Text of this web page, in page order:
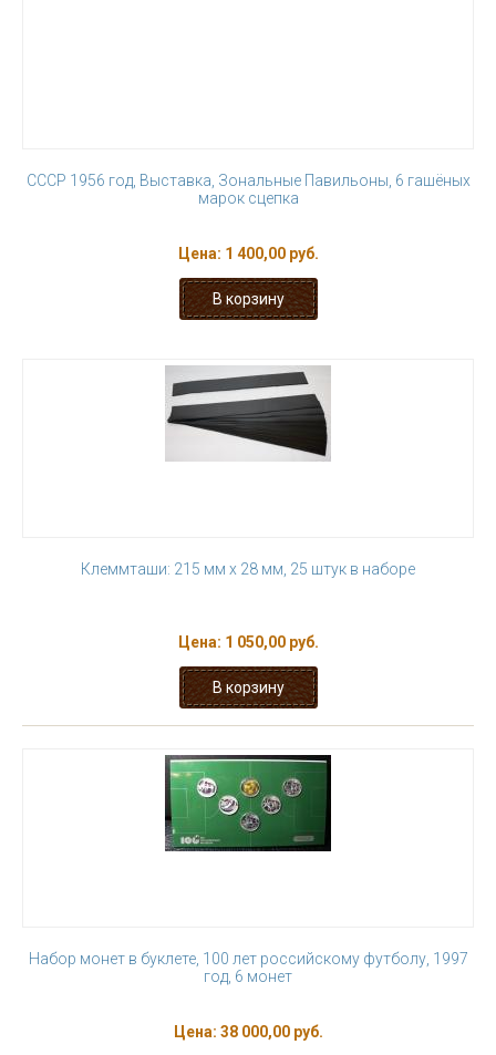
СССР 1956 год, Выставка, Зональные Павильоны, 6 гашёных
марок сцепка
Цена: 1 400,00 руб.
Клеммташи: 215 мм х 28 мм, 25 штук в наборе
Цена: 1 050,00 руб.
Набор монет в буклете, 100 лет российскому футболу, 1997
год, 6 монет
Цена: 38 000,00 руб.